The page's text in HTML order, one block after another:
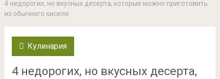
4 недорогих, но вкусных десерта, которые можно приготовить
из обычного киселя
Кулинария
4 недорогих, но вкусных десерта,